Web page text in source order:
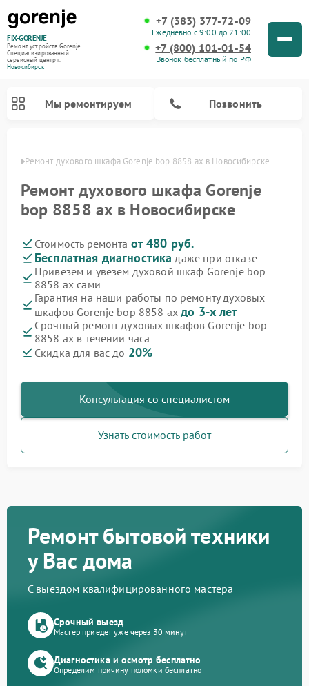
FIX-GORENJE
Ремонт устройств Gorenje
Специализированный
cервисный центр г.
Новосибирск
+7 (383) 377-72-09
Ежедневно с 9:00 до 21:00
+7 (800) 101-01-54
Звонок бесплатный по РФ
Мы ремонтируем Позвонить
Ремонт духового шкафа Gorenje bop 8858 ax в Новосибирске
Ремонт духового шкафа Gorenje
bop 8858 ax в Новосибирске
Стоимость ремонта от 480 руб.
Бесплатная диагностика даже при отказе
Привезем и увезем духовой шкаф Gorenje bop
8858 ax сами
Гарантия на наши работы по ремонту духовых
шкафов Gorenje bop 8858 axдо 3-х лет
Срочный ремонт духовых шкафов Gorenje bop
8858 ax в течении часа
Скидка для вас до 20%
Консультация со специалистом
Узнать стоимость работ
Ремонт бытовой техники
у Вас дома
С выездом квалифицированного мастера
Срочный выезд
Мастер приедет уже через 30 минут
Диагностика и осмотр бесплатно
Определим причину поломки бесплатно